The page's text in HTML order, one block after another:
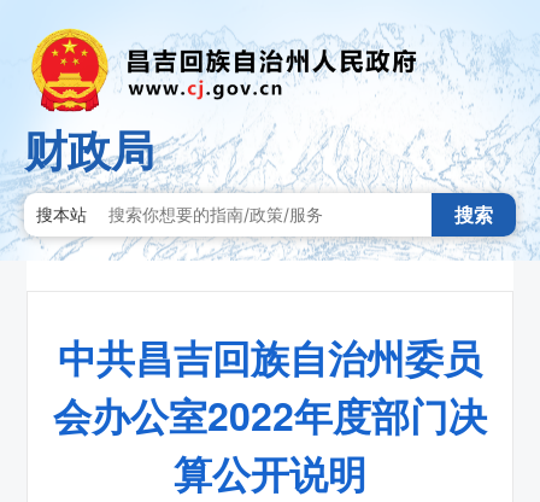
财政局
搜本站 搜索
中共昌吉回族自治州委员
会办公室2022年度部门决
算公开说明